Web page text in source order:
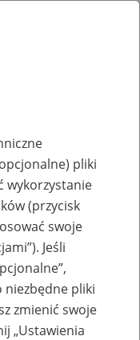
pliki
wykorzystanie
(przycisk
swoje
Jeśli
niezbędne pliki
zmienić swoje
„Ustawienia